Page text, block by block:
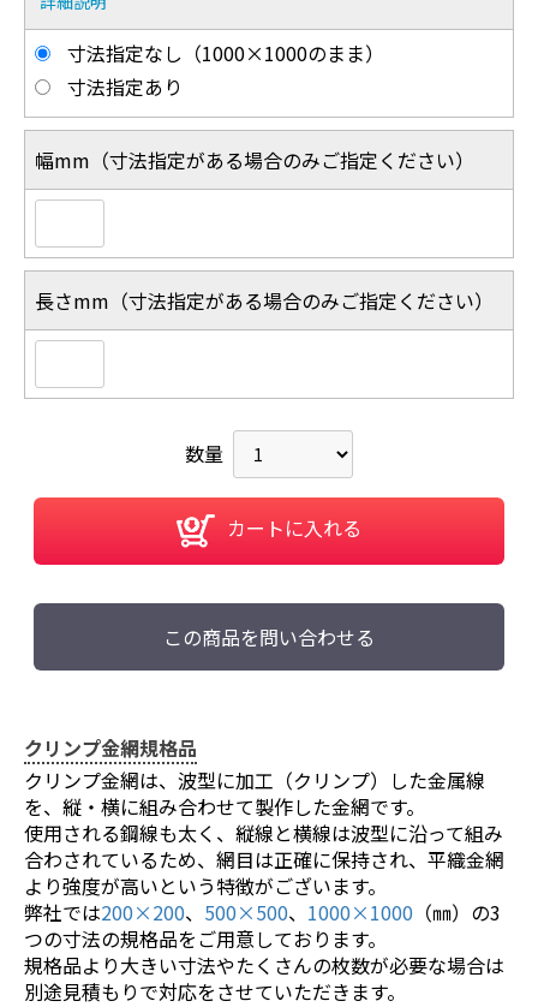
寸法指定なし（1000×1000のまま）
寸法指定あり
幅mm（寸法指定がある場合のみご指定ください）
長さmm（寸法指定がある場合のみご指定ください）
数量
カートに入れる
この商品を問い合わせる
クリンプ金網規格品
クリンプ金網は、波型に加工（クリンプ）した金属線
を、縦・横に組み合わせて製作した金網です。
使用される鋼線も太く、縦線と横線は波型に沿って組み
合わされているため、網目は正確に保持され、平織金網
より強度が高いという特徴がございます。
弊社では200×200、 500×500、 1000×1000 （㎜）の3
つの寸法の規格品をご用意しております。
規格品より大きい寸法やたくさんの枚数が必要な場合は
別途見積もりで対応をさせていただきます。